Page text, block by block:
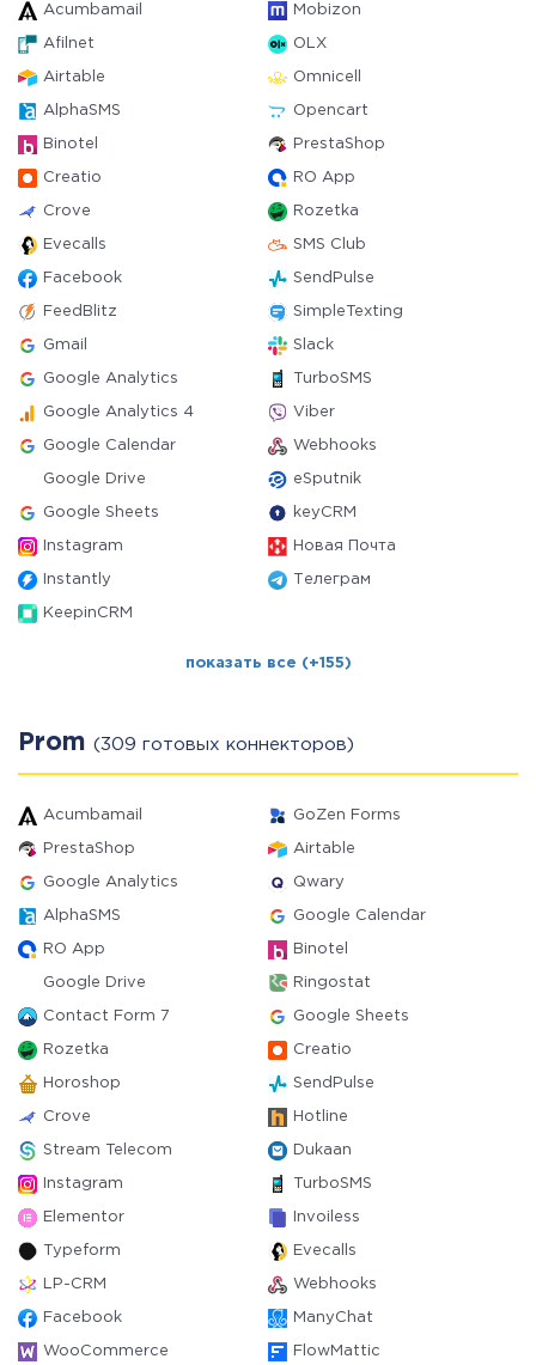
Acumbamail Mobizon
Afilnet OLX
Airtable Omnicell
AlphaSMS Opencart
Binotel PrestaShop
Creatio RO App
Crove Rozetka
Evecalls SMS Club
Facebook SendPulse
FeedBlitz SimpleTexting
Gmail Slack
Google Analytics TurboSMS
Google Analytics 4 Viber
Google Calendar Webhooks
Google Drive eSputnik
Google Sheets keyCRM
Instagram Новая Почта
Instantly Телеграм
KeepinCRM
показать все (+155)
Prom (309 готовых коннекторов)
Acumbamail GoZen Forms
PrestaShop Airtable
Google Analytics Qwary
AlphaSMS Google Calendar
RO App Binotel
Google Drive Ringostat
Contact Form 7 Google Sheets
Rozetka Creatio
Horoshop SendPulse
Crove Hotline
Stream Telecom Dukaan
Instagram TurboSMS
Elementor Invoiless
Typeform Evecalls
LP-CRM Webhooks
Facebook ManyChat
WooCommerce FlowMattic